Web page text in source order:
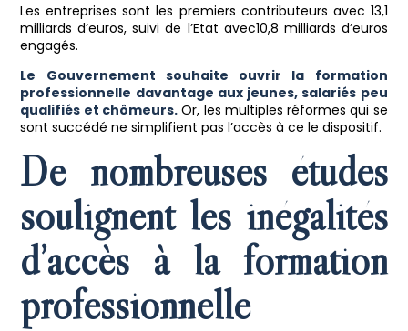
Les entreprises sont les premiers contributeurs avec 13,1
milliards d’euros, suivi de l’Etat avec10,8 milliards d’euros
engagés.
Le Gouvernement souhaite ouvrir la formation
professionnelle davantage aux jeunes, salariés peu
qualifiés et chômeurs.Or, les multiples réformes qui se
sont succédé ne simplifient pas l’accès à ce le dispositif.
De nombreuses études
soulignent les inégalités
d’accès à la formation
professionnelle